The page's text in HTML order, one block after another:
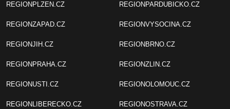
REGIONPLZEN.CZ
REGIONZAPAD.CZ
REGIONJIH.CZ
REGIONPRAHA.CZ
REGIONUSTI.CZ
REGIONLIBERECKO.CZ
REGIONPARDUBICKO.CZ
REGIONVYSOCINA.CZ
REGIONBRNO.CZ
REGIONZLIN.CZ
REGIONOLOMOUC.CZ
REGIONOSTRAVA.CZ